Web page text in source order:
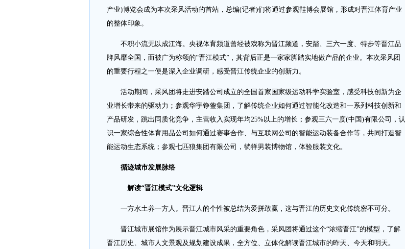
产业)博览会成为本次采风活动的首站，总编(记者)们将通过参观鞋博会展馆，形成对晋江体育产业
的整体印象。
不积小流无以成江海。央视体育频道曾经被戏称为晋江频道，安踏、三六一度、特步等晋江品
牌风靡全国，而被广为称颂的“晋江模式”，其背后正是一家家脚踏实地做产品的企业。本次采风团
的重要行程之一便是深入企业调研，感受晋江传统企业的创新力。
活动期间，采风团将走进安踏公司成立的全国首家国家级运动科学实验室，感受科技创新为企
业增长带来的驱动力；参观华宇铮蓥集团，了解传统企业如何通过智能化改造和一系列科技创新和
产品研发，跳出同质化竞争，主营收入实现年均25%以上的增长；参观三六一度(中国)有限公司，认
识一家综合性体育用品公司如何通过赛事合作、与互联网公司的智能运动装备合作等，共同打造智
能运动生态系统；参观七匹狼集团有限公司，徜徉男装博物馆，体验服装文化。
循迹城市发展脉络
解读“晋江模式”文化逻辑
一方水土养一方人。晋江人的个性被总结为爱拼敢赢，这与晋江的历史文化传统密不可分。
晋江城市展馆作为展示晋江城市风采的重要角色，采风团将通过这个“浓缩晋江”的模型，了解
晋江历史、城市人文景观及规划建设成果，全方位、立体化解读晋江城市的昨天、今天和明天。